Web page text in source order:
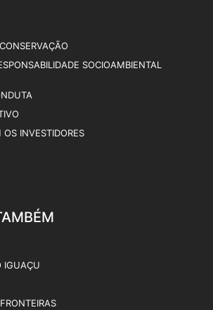
SOCIOAMBIENTAL
INVESTIDORES
IGUAÇU